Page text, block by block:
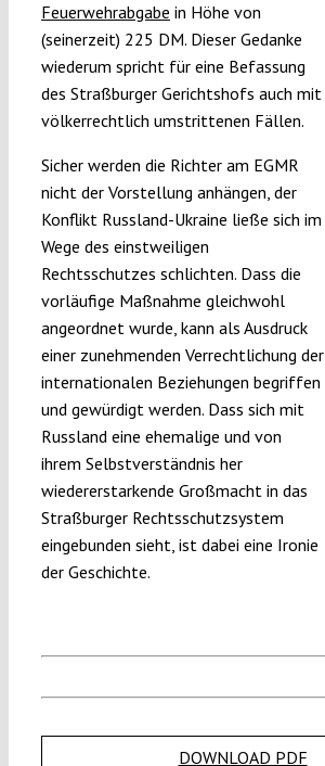
Feuerwehrabgabe in Höhe von
(seinerzeit) 225 DM. Dieser Gedanke
wiederum spricht für eine Befassung
des Straßburger Gerichtshofs auch mit
völkerrechtlich umstrittenen Fällen.
Sicher werden die Richter am EGMR
nicht der Vorstellung anhängen, der
Konflikt Russland-Ukraine ließe sich im
Wege des einstweiligen
Rechtsschutzes schlichten. Dass die
vorläufige Maßnahme gleichwohl
angeordnet wurde, kann als Ausdruck
einer zunehmenden Verrechtlichung der
internationalen Beziehungen begriffen
und gewürdigt werden. Dass sich mit
Russland eine ehemalige und von
ihrem Selbstverständnis her
wiedererstarkende Großmacht in das
Straßburger Rechtsschutzsystem
eingebunden sieht, ist dabei eine Ironie
der Geschichte.
DOWNLOAD PDF